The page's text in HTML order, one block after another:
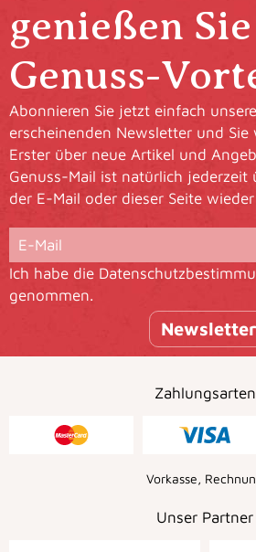
genießen
Genuss-
Abonnieren Sie jetzt einfach
erscheinenden Newsletter und Sie
Erster über neue Artikel und
Genuss-Mail ist natürlich jederzeit
der E-Mail oder dieser Seite
Ich habe die
genommen.
Zahlungsarten
Vorkasse,
Unser Partner